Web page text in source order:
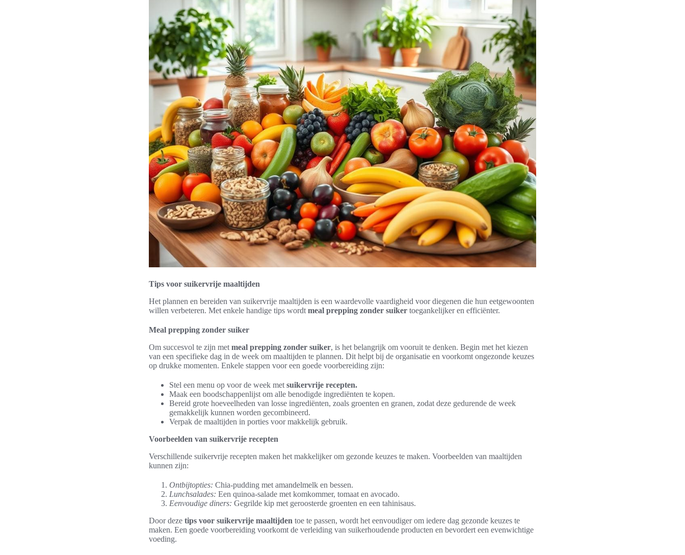
Tips voor suikervrije maaltijden
Het plannen en bereiden van suikervrije maaltijden is een waardevolle vaardigheid voor diegenen die hun eetgewoonten
willen verbeteren. Met enkele handige tips wordt meal prepping zonder suiker toegankelijker en efficiënter.
Meal prepping zonder suiker
Om succesvol te zijn met meal prepping zonder suiker, is het belangrijk om vooruit te denken. Begin met het kiezen
van een specifieke dag in de week om maaltijden te plannen. Dit helpt bij de organisatie en voorkomt ongezonde keuzes
op drukke momenten. Enkele stappen voor een goede voorbereiding zijn:
Stel een menu op voor de week met suikervrije recepten.
Maak een boodschappenlijst om alle benodigde ingrediënten te kopen.
Bereid grote hoeveelheden van losse ingrediënten, zoals groenten en granen, zodat deze gedurende de week
gemakkelijk kunnen worden gecombineerd.
Verpak de maaltijden in porties voor makkelijk gebruik.
Voorbeelden van suikervrije recepten
Verschillende suikervrije recepten maken het makkelijker om gezonde keuzes te maken. Voorbeelden van maaltijden
kunnen zijn:
Ontbijtopties: Chia-pudding met amandelmelk en bessen.
Lunchsalades: Een quinoa-salade met komkommer, tomaat en avocado.
Eenvoudige diners: Gegrilde kip met geroosterde groenten en een tahinisaus.
Door deze tips voor suikervrije maaltijden toe te passen, wordt het eenvoudiger om iedere dag gezonde keuzes te
maken. Een goede voorbereiding voorkomt de verleiding van suikerhoudende producten en bevordert een evenwichtige
voeding.